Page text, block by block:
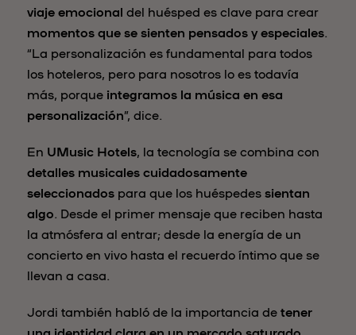
viaje emocional del huésped es clave para crear
momentos que se sienten pensados y especiales.
“La personalización es fundamental para todos
los hoteleros, pero para nosotros lo es todavía
más, porque integramos la música en esa
personalización”, dice.
En UMusic Hotels, la tecnología se combina con
detalles musicales cuidadosamente
seleccionados para que los huéspedessientan
algo. Desde el primer mensaje que reciben hasta
la atmósfera al entrar; desde la energía de un
concierto en vivo hasta el recuerdo íntimo que se
llevan a casa.
Jordi también habló de la importancia detener